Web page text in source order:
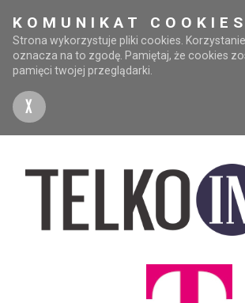
KOMUNIKAT COOKIES
Strona wykorzystuje pliki cookies.
oznacza na to zgodę. Pamiętaj, że cookies
pamięci twojej przeglądarki.
X